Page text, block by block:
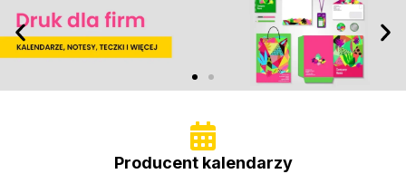
Producent kalendarzy